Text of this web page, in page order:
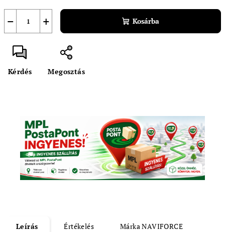
+
− Kosárba
Kérdés Megosztás
Leírás Értékelés MárkaNAVIFORCE